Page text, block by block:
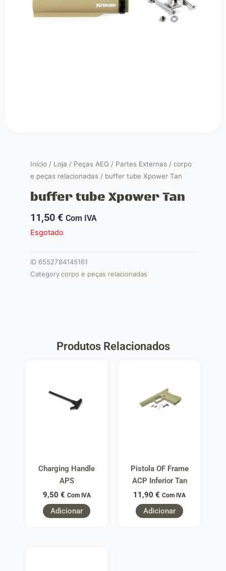
Início / Loja / Peças AEG / Partes Externas / corpo
e peças relacionadas / buffer tube Xpower Tan
buffer tube Xpower Tan
11,50 € Com IVA
Esgotado
ID 6552784145161
Categorycorpo e peças relacionadas
Produtos Relacionados
Charging Handle
APS
9,50 € Com IVA
Adicionar
Pistola OF Frame
ACP Inferior Tan
11,90 € Com IVA
Adicionar